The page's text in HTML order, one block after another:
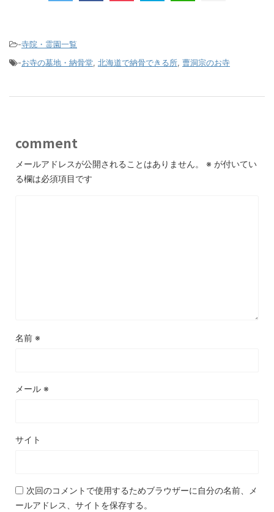
-寺院・霊園一覧
-お寺の墓地・納骨堂, 北海道で納骨できる所, 曹洞宗のお寺
comment
メールアドレスが公開されることはありません。 ※ が付いてい
る欄は必須項目です
名前 ※
メール ※
サイト
次回のコメントで使用するためブラウザーに自分の名前、メ
ールアドレス、サイトを保存する。